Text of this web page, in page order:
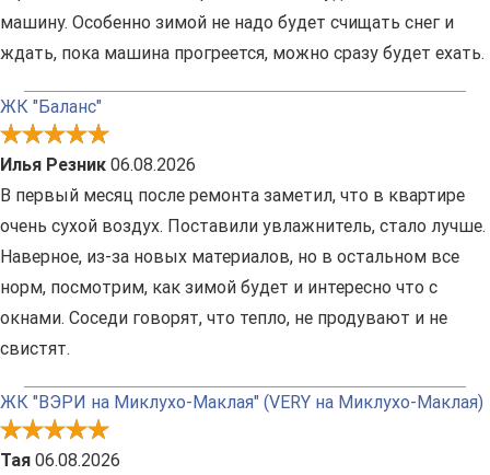
машину. Особенно зимой не надо будет счищать снег и
ждать, пока машина прогреется, можно сразу будет ехать.
ЖК "Баланс"
Илья Резник 06.08.2026
В первый месяц после ремонта заметил, что в квартире
очень сухой воздух. Поставили увлажнитель, стало лучше.
Наверное, из-за новых материалов, но в остальном все
норм, посмотрим, как зимой будет и интересно что с
окнами. Соседи говорят, что тепло, не продувают и не
свистят.
ЖК "ВЭРИ на Миклухо-Маклая" (VERY на Миклухо-Маклая)
Тая 06.08.2026